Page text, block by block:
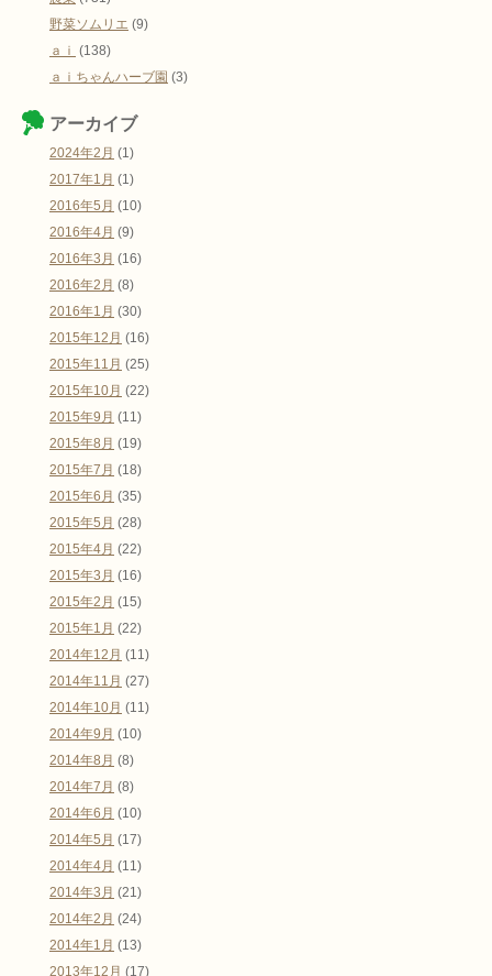
野菜ソムリエ (9)
ａｉ (138)
ａｉちゃんハーブ園 (3)
アーカイブ
2024年2月 (1)
2017年1月 (1)
2016年5月 (10)
2016年4月 (9)
2016年3月 (16)
2016年2月 (8)
2016年1月 (30)
2015年12月 (16)
2015年11月 (25)
2015年10月 (22)
2015年9月 (11)
2015年8月 (19)
2015年7月 (18)
2015年6月 (35)
2015年5月 (28)
2015年4月 (22)
2015年3月 (16)
2015年2月 (15)
2015年1月 (22)
2014年12月 (11)
2014年11月 (27)
2014年10月 (11)
2014年9月 (10)
2014年8月 (8)
2014年7月 (8)
2014年6月 (10)
2014年5月 (17)
2014年4月 (11)
2014年3月 (21)
2014年2月 (24)
2014年1月 (13)
2013年12月 (17)